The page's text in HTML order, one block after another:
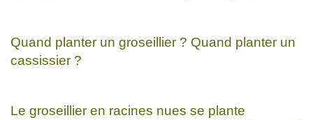
Quand planter un groseillier ? Quand planter un
cassissier ?
Le groseillier en racines nues se plante